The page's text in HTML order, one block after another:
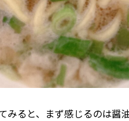
みると、まず感じるのは醤